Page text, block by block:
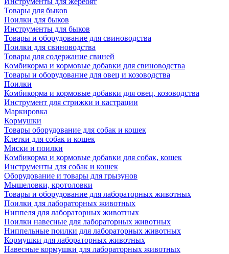
Товары для быков
Поилки для быков
Инструменты для быков
Товары и оборудование для свиноводства
Поилки для свиноводства
Товары для содержание свиней
Комбикорма и кормовые добавки для свиноводства
Товары и оборудование для овец и козоводства
Поилки
Комбикорма и кормовые добавки для овец, козоводства
Инструмент для стрижки и кастрации
Маркировка
Кормушки
Товары оборудование для собак и кошек
Клетки для собак и кошек
Миски и поилки
Комбикорма и кормовые добавки для собак, кошек
Инструменты для собак и кошек
Оборудование и товары для грызунов
Мышеловки, кротоловки
Товары и оборудование для лабораторных животных
Поилки для лабораторных животных
Ниппеля для лабораторных животных
Поилки навесные для лабораторных животных
Ниппельные поилки для лабораторных животных
Кормушки для лабораторных животных
Навесные кормушки для лабораторных животных